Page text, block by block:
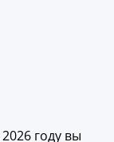
году вы